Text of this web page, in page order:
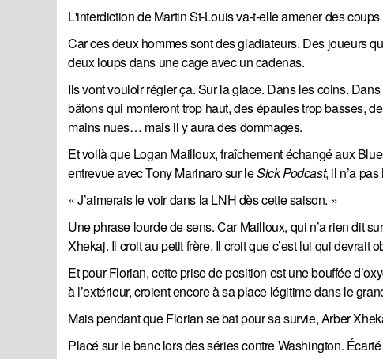
L'interdiction de Martin St-Louis va-t-elle amener des
Car ces deux hommes sont des gladiateurs. Des joueurs
deux loups dans une cage avec un cadenas.
Ils vont vouloir régler ça. Sur la glace. Dans les coins.
bâtons qui monteront trop haut, des épaules trop basses,
mains nues… mais il y aura des dommages.
Et voilà que Logan Mailloux, fraîchement échangé aux
entrevue avec Tony Marinaro sur leSick Podcast, il n’a
« J’aimerais le voir dans la LNH dès cette saison. »
Une phrase lourde de sens. Car Mailloux, qui n’a rien dit
Xhekaj. Il croit au petit frère. Il croit que c’est lui qui devrait
Et pour Florian, cette prise de position est une bouffée
à l’extérieur, croient encore à sa place légitime dans le
Mais pendant que Florian se bat pour sa survie, Arber
Placé sur le banc lors des séries contre Washington.